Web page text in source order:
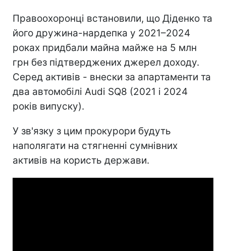
Правоохоронці встановили, що Діденко та
його дружина-нардепка у 2021–2024
роках придбали майна майже на 5 млн
грн без підтверджених джерел доходу.
Серед активів - внески за апартаменти та
два автомобілі Audi SQ8 (2021 і 2024
років випуску).
У зв'язку з цим прокурори будуть
наполягати на стягненні сумнівних
активів на користь держави.